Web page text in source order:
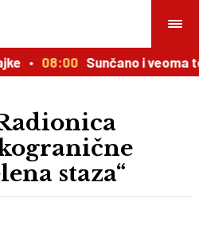
08:00 Sunčano i veoma
staza“